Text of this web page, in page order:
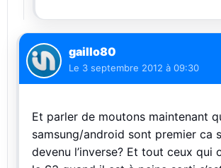
gaillo80
Le 3 septembre 2012 à 09:30
Et parler de moutons maintenant
samsung/android sont premier ca
devenu l’inverse? Et tout ceux qui